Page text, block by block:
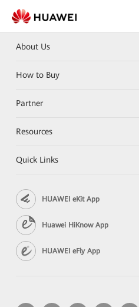
About Us
How to Buy
Partner
Resources
Quick Links
HUAWEI eKit App
Huawei HiKnow App
HUAWEI eFly App